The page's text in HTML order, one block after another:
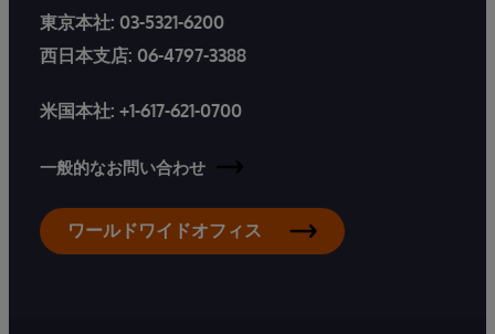
東京本社: 03-5321-6200
西日本支店: 06-4797-3388
米国本社: +1-617-621-0700
一般的なお問い合わせ
ワールドワイドオフィス